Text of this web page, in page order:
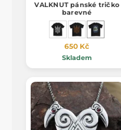
VALKNUT pánské tričko
barevné
650 Kč
Skladem